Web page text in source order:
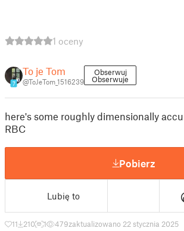
1 oceny
7
To je Tom
@ToJeTom_1516239
Obserwuj
Obserwuje
here's some roughly dimensionally
RBC
Pobierz
Lubię to
11 210 1 479zaktualizowano 22 stycznia 2025